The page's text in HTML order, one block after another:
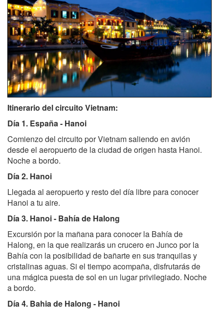
Itinerario del circuito Vietnam:
Día 1. España - Hanoi
Comienzo del circuito por Vietnam saliendo en avión
desde el aeropuerto de la ciudad de origen hasta Hanoi.
Noche a bordo.
Día 2. Hanoi
Llegada al aeropuerto y resto del día libre para conocer
Hanoi a tu aire.
Día 3. Hanoi - Bahía de Halong
Excursión por la mañana para conocer la Bahía de
Halong, en la que realizarás un crucero en Junco por la
Bahía con la posibilidad de bañarte en sus tranquilas y
cristalinas aguas. Si el tiempo acompaña, disfrutarás de
una mágica puesta de sol en un lugar privilegiado. Noche
a bordo.
Día 4. Bahia de Halong - Hanoi